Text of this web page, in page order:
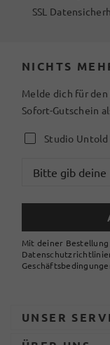
SSL
NICHTS
Melde dich für
Sofort-Gutschein
Studio Untold
Mit deiner
UNSER